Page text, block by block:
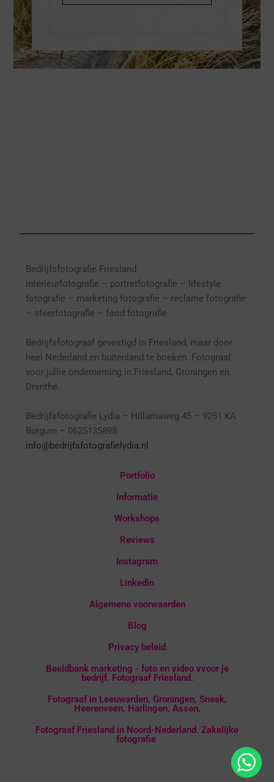
Bedrijfsfotografie Friesland
interieurfotografie – portretfotografie – l ifestyle
fotografie – marketing fotografie – reclame fotografie
– sfeerfotografie – food fotografie.
Bedrijfsfotograaf gevestigd in Friesland, maar door
heel Nederland en buitenland te boeken. Fotograaf
voor jullie onderneming in Friesland, Groningen en
Drenthe.
Bedrijfsfotografie Lydia – Hillamaweg 45 – 9251 KA
Burgum – 0625135898
info@bedrijfsfotografielydia.nl
Portfolio
Informatie
Workshops
Reviews
Instagram
Linkedin
Algemene voorwaarden
Blog
Privacy beleid
Beeldbank marketing - foto en video vvoor je
bedrijf. Fotograaf Friesland.
Fotograaf in Leeuwarden, Groningen, Sneek,
Heerenveen, Harlingen, Assen.
Fotograaf Friesland in Noord-Nederland. Zakelijke
fotografie